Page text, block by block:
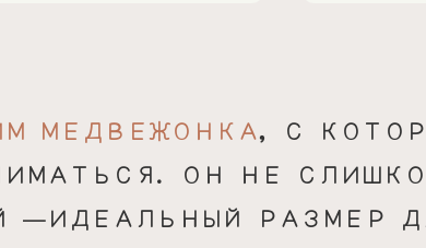
МЕДВЕЖОНКА, С
ОН НЕ
— ИДЕАЛЬНЫЙ РАЗМЕР